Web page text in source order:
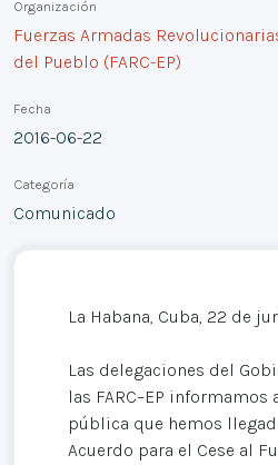
Organización
Fuerzas Armadas
del Pueblo (FARC-EP)
Fecha
2016-06-22
Categoría
Comunicado
La Habana, Cuba, 22 de
Las delegaciones del
las FARC–EP informamos
pública que hemos
Acuerdo para el Cese al